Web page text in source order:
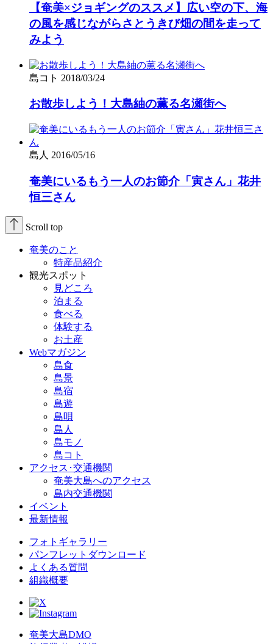
【奄美×ジョギングのススメ】広い空の下、海
の風を感じながらさとうきび畑の間を走って
みよう
島コト 2018/03/24
お散歩しよう！大島紬の薫る名瀬街へ
島人 2016/05/16
奄美にいるもう一人のお節介「寅さん」花井
恒三さん
Scroll top
奄美のこと
特産品紹介
観光スポット
見どころ
泊まる
食べる
体験する
お土産
Webマガジン
島食
島景
島宿
島遊
島唄
島人
島モノ
島コト
アクセス･交通機関
奄美大島へのアクセス
島内交通機関
イベント
最新情報
フォトギャラリー
パンフレットダウンロード
よくある質問
組織概要
奄美大島DMO